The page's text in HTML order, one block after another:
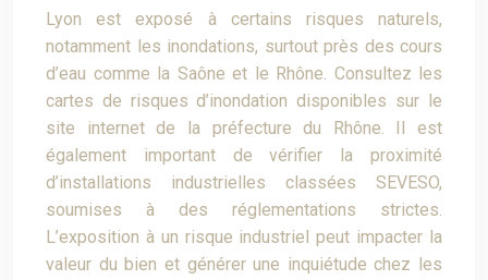
Lyon est exposé à certains risques naturels,
notamment les inondations, surtout près des cours
d’eau comme la Saône et le Rhône. Consultez les
cartes de risques d’inondation disponibles sur le
site internet de la préfecture du Rhône. Il est
également important de vérifier la proximité
d’installations industrielles classées SEVESO,
soumises à des réglementations strictes.
L’exposition à un risque industriel peut impacter la
valeur du bien et générer une inquiétude chez les